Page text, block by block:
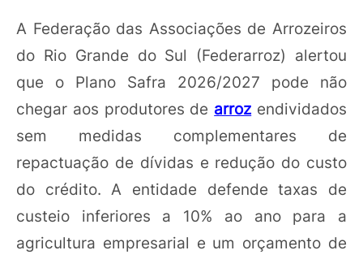
A Federação das Associações de Arrozeiros
do Rio Grande do Sul (Federarroz) alertou
que o Plano Safra 2026/2027 pode não
chegar aos produtores de arroz endividados
sem medidas complementares de
repactuação de dívidas e redução do custo
do crédito. A entidade defende taxas de
custeio inferiores a 10% ao ano para a
agricultura empresarial e um orçamento de